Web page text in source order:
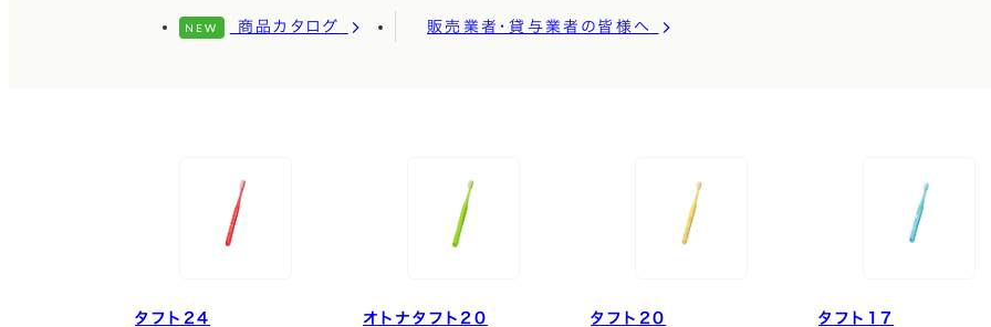
NEW 商品カタログ 販売業者・貸与業者の皆様へ
タフト24 オトナタフト20 タフト20 タフト17